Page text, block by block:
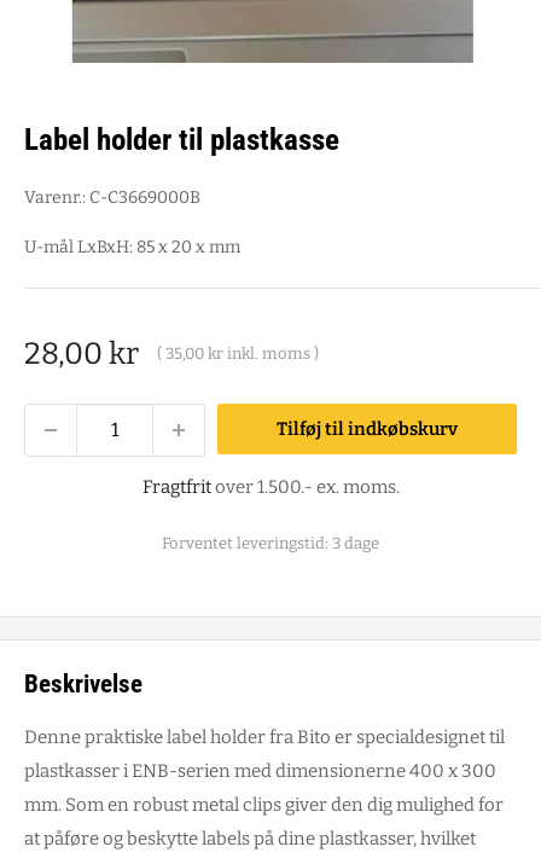
Label holder til plastkasse
Varenr.: C-C3669000B
U-mål LxBxH: 85 x 20 x mm
Salgspris
28,00 kr ( 35,00 kr inkl. moms )
Tilføj til indkøbskurv
Fragtfritover 1.500.- ex. moms.
Forventet leveringstid: 3 dage
Beskrivelse
Denne praktiske label holder fra Bito er specialdesignet til
plastkasser i ENB-serien med dimensionerne 400 x 300
mm. Som en robust metal clips giver den dig mulighed for
at påføre og beskytte labels på dine plastkasser, hvilket